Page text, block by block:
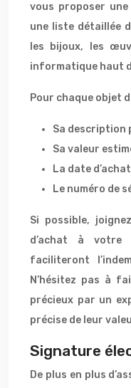
vous proposer
une liste détaillée
les bijoux, les
informatique haut
Pour chaque objet
Sa description
Sa valeur
La date d’achat
Le numéro de
Si possible,
d’achat à votre
faciliteront
N’hésitez pas à
précieux par un
précise de leur
Signature
De plus en plus